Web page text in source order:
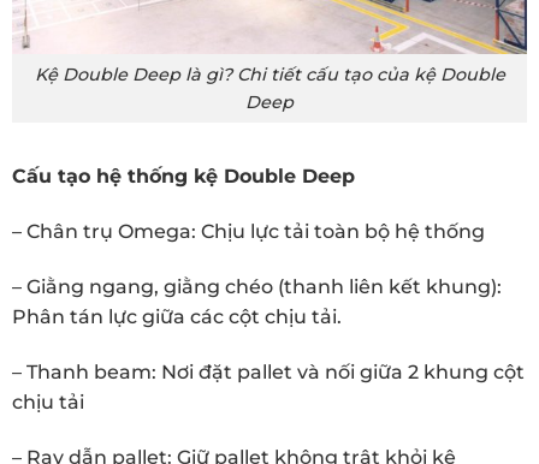
Kệ Double Deep là gì? Chi tiết cấu tạo của kệ Double
Deep
Cấu tạo hệ thống kệ Double Deep
– Chân trụ Omega: Chịu lực tải toàn bộ hệ thống
– Giằng ngang, giằng chéo (thanh liên kết khung):
Phân tán lực giữa các cột chịu tải.
– Thanh beam: Nơi đặt pallet và nối giữa 2 khung cột
chịu tải
– Ray dẫn pallet: Giữ pallet không trật khỏi kệ